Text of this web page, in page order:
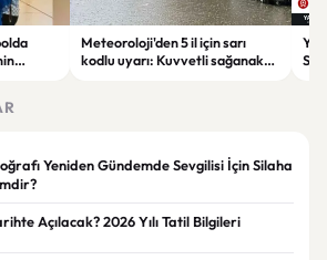
Meteoroloji'den 5 il için sarı
kodlu uyarı: Kuvvetli sağanak
Yeniden Gündemde Sevgilisi İçin Silaha
Açılacak? 2026 Yılı Tatil Bilgileri